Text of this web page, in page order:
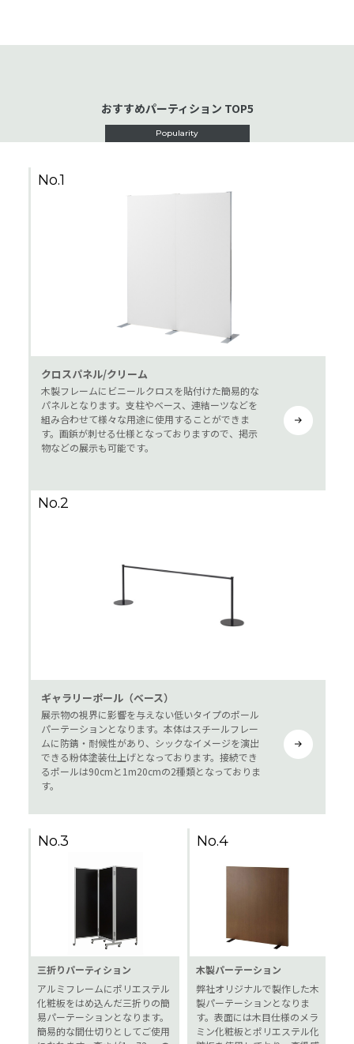
おすすめパーティション TOP5
Popularity
No.1
クロスパネル/クリーム
木製フレームにビニールクロスを貼付けた簡易的な
パネルとなります。支柱やベース、連結ーツなどを
組み合わせて様々な用途に使用することができま
す。画鋲が刺せる仕様となっておりますので、掲示
物などの展示も可能です。
No.2
ギャラリーポール（ベース）
展示物の視界に影響を与えない低いタイプのポール
パーテーションとなります。本体はスチールフレー
ムに防錆・耐候性があり、シックなイメージを演出
できる粉体塗装仕上げとなっております。接続でき
るポールは90cmと1m20cmの2種類となっておりま
す。
No.3
三折りパーティション
アルミフレームにポリエステル
化粧板をはめ込んだ三折りの簡
易パーテーションとなります。
簡易的な間仕切りとしてご使用
No.4
木製パーテーション
弊社オリジナルで製作した木
製パーテーションとなりま
す。表面には木目仕様のメラ
ミン化粧板とポリエステル化